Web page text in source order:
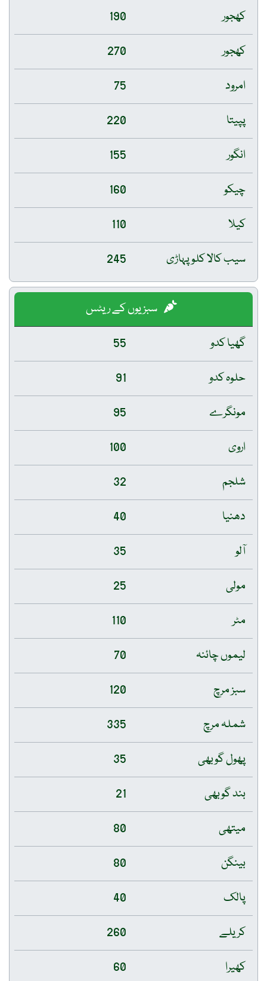
کھجور
190
کھجور
270
امرود
75
پپیتا
220
انگور
155
چیکو
160
کیلا
110
سیب کالا کلو پہاڑی
245
سبزیوں کے ریٹس
گھیا کدو
55
حلوہ کدو
91
مونگرے
95
اروی
100
شلجم
32
دھنیا
40
آلو
35
مولی
25
مٹر
110
لیموں چائنہ
70
سبز مرچ
120
شملہ مرچ
335
پھول گوبھی
35
بند گوبھی
21
میتھی
80
بینگن
80
پالک
40
کریلے
260
کھیرا
60